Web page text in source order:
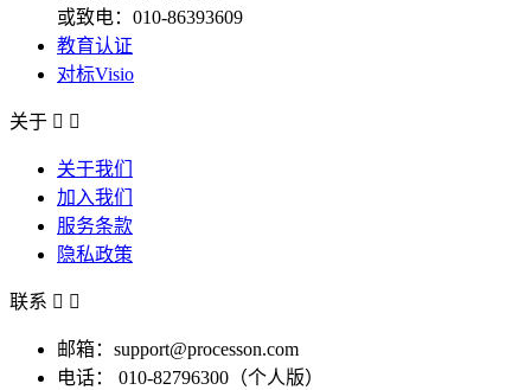
或致电：010-86393609
教育认证
对标Visio
关于  
关于我们
加入我们
服务条款
隐私政策
联系  
邮箱：support@processon.com
电话：
010-82796300（个人版）